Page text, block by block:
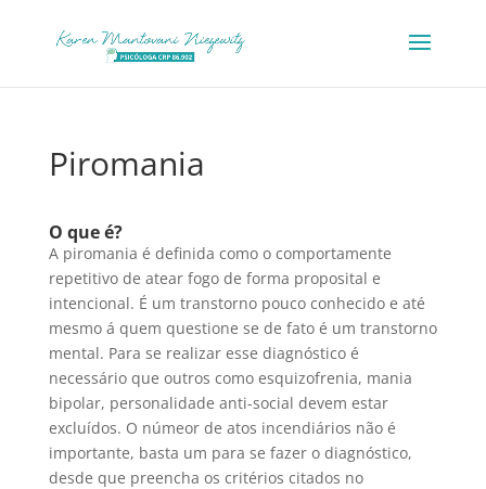
Piromania
O que é?
A piromania é definida como o comportamente
repetitivo de atear fogo de forma proposital e
intencional. É um transtorno pouco conhecido e até
mesmo á quem questione se de fato é um transtorno
mental. Para se realizar esse diagnóstico é
necessário que outros como esquizofrenia, mania
bipolar, personalidade anti-social devem estar
excluídos. O númeor de atos incendiários não é
importante, basta um para se fazer o diagnóstico,
desde que preencha os critérios citados no